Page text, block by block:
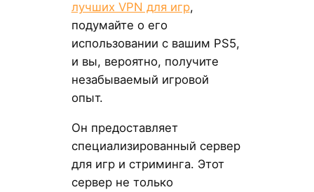
лучших VPN для игр,
подумайте о его
использовании с вашим PS5,
и вы, вероятно, получите
незабываемый игровой
опыт.
Он предоставляет
специализированный сервер
для игр и стриминга. Этот
сервер не только